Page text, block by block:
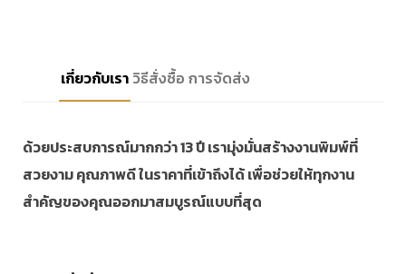
เกี่ยวกับเรา วิธีสั่งซื้อ การจัดส่ง
ด้วยประสบการณ์มากกว่า 13 ปี เรามุ่งมั่นสร้างงานพิมพ์ที่
สวยงาม คุณภาพดี ในราคาที่เข้าถึงได้ เพื่อช่วยให้ทุกงาน
สำคัญของคุณออกมาสมบูรณ์แบบที่สุด